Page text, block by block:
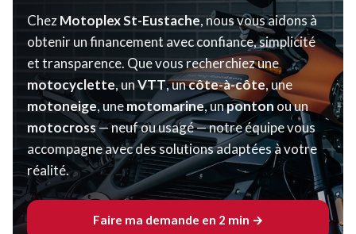
ChezMotoplex St-Eustache, nous vous aidons à
obtenir un financement avec confiance, simplicité
et transparence. Que vous recherchiez une
motocyclette, unVTT, uncôte-à-côte, une
motoneige, unemotomarine, unponton ou un
motocross— neuf ou usagé — notre équipe vous
accompagne avec des solutions adaptées à votre
réalité.
Faire ma demande en 2 min →